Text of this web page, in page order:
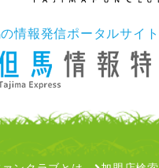
情報発信ポータルサイト